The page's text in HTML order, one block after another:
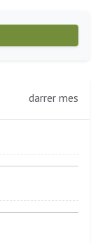
darrer mes